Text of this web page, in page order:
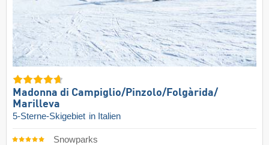
Madonna di Campiglio/​Pinzolo/​Folgàrida/​
Marilleva
5-Sterne-Skigebiet in Italien
Snowparks